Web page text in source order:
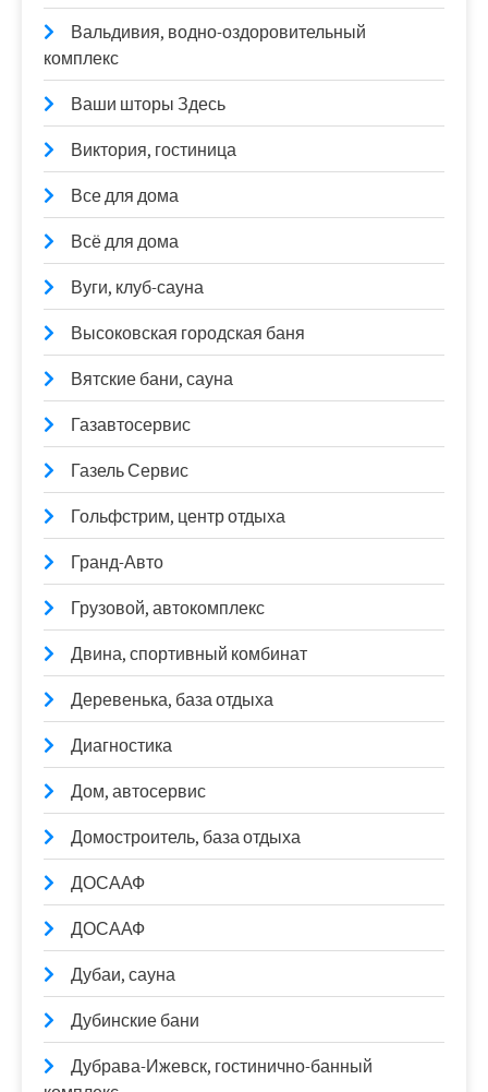
Вальдивия, водно-оздоровительный
комплекс
Ваши шторы Здесь
Виктория, гостиница
Все для дома
Всё для дома
Вуги, клуб-сауна
Высоковская городская баня
Вятские бани, сауна
Газавтосервис
Газель Сервис
Гольфстрим, центр отдыха
Гранд-Авто
Грузовой, автокомплекс
Двина, спортивный комбинат
Деревенька, база отдыха
Диагностика
Дом, автосервис
Домостроитель, база отдыха
ДОСААФ
ДОСААФ
Дубаи, сауна
Дубинские бани
Дубрава-Ижевск, гостинично-банный